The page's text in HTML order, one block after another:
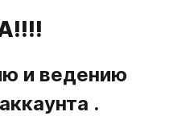
и ведению
.